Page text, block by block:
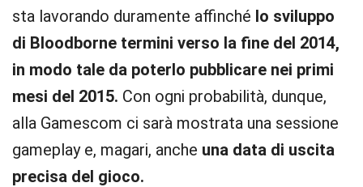
sta lavorando duramente affinché lo sviluppo
di Bloodborne termini verso la fine del 2014,
in modo tale da poterlo pubblicare nei primi
mesi del 2015. Con ogni probabilità, dunque,
alla Gamescom ci sarà mostrata una sessione
gameplay e, magari, anche una data di uscita
precisa del gioco.